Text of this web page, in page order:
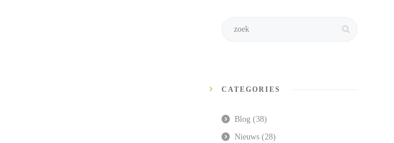
CATEGORIES
Blog (38)
Nieuws (28)